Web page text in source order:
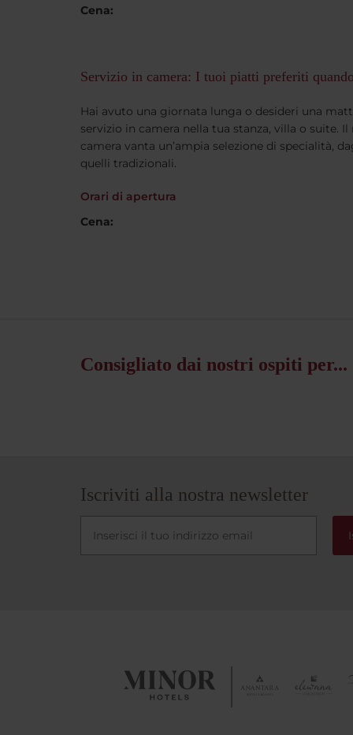
Cena:
Servizio in camera: I tuoi piatti preferiti
Hai avuto una giornata lunga o desideri una
servizio in camera nella tua stanza, villa o suite.
camera vanta un’ampia selezione di specialità,
quelli tradizionali.
Orari di apertura
Cena:
Consigliato dai nostri ospiti per...
Iscriviti alla nostra newsletter